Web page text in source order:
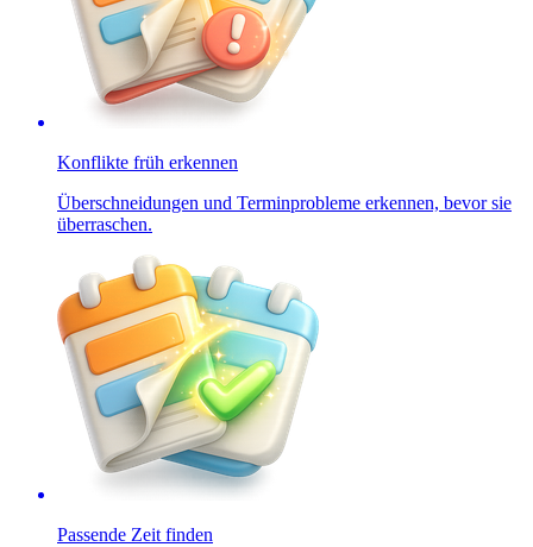
Konflikte früh erkennen
Überschneidungen und Terminprobleme erkennen, bevor sie
überraschen.
Passende Zeit finden